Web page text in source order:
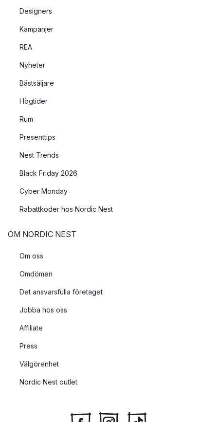
Designers
Kampanjer
REA
Nyheter
Bästsäljare
Högtider
Rum
Presenttips
Nest Trends
Black Friday 2026
Cyber Monday
Rabattkoder hos Nordic Nest
OM NORDIC NEST
Om oss
Omdömen
Det ansvarsfulla företaget
Jobba hos oss
Affiliate
Press
Välgörenhet
Nordic Nest outlet